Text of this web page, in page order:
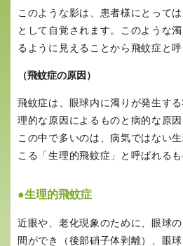
このような影は、患者様にとって
として自覚されます。このような
るように見えることから飛蚊症と呼
（飛蚊症の原因）
飛蚊症は、眼球内に濁りが発生す
理的な原因によるものと病的な原
この中で多いのは、病気ではない
こる「生理的飛蚊症」と呼ばれるも
●生理的飛蚊症
近眼や、老化現象のために、眼球
間ができ（後部硝子体剥離）、眼